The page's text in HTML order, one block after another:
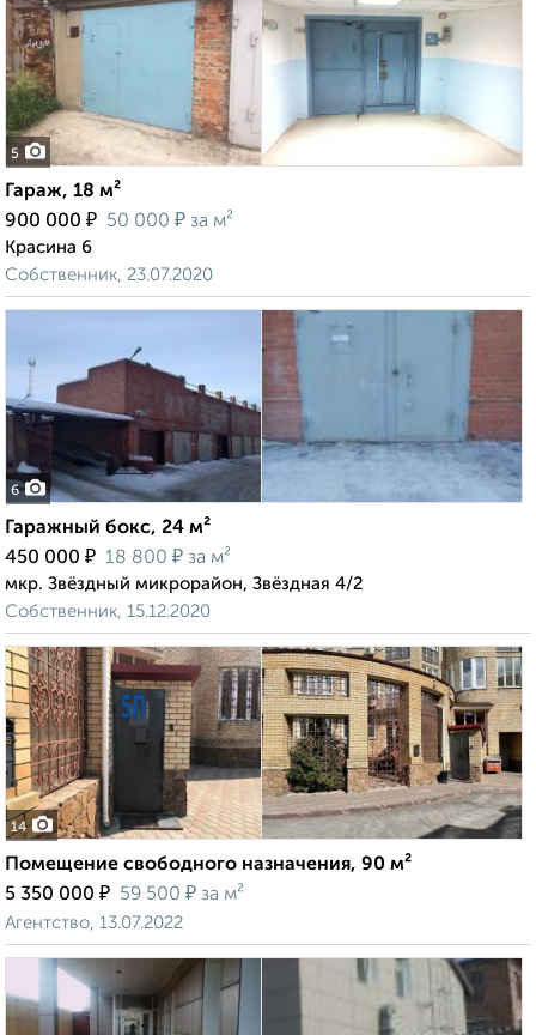
5
Гараж, 18 м²
900 000 ₽ 50 000 ₽ за м²
Красина 6
Собственник, 23.07.2020
6
Гаражный бокс, 24 м²
450 000 ₽ 18 800 ₽ за м²
мкр. Звёздный микрорайон, Звёздная 4/2
Собственник, 15.12.2020
14
Помещение свободного назначения, 90 м²
5 350 000 ₽ 59 500 ₽ за м²
Агентство, 13.07.2022